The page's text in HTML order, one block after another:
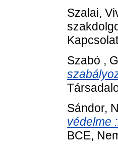
Szalai,
Szabó ,
Sándor,
védelme
BCE,